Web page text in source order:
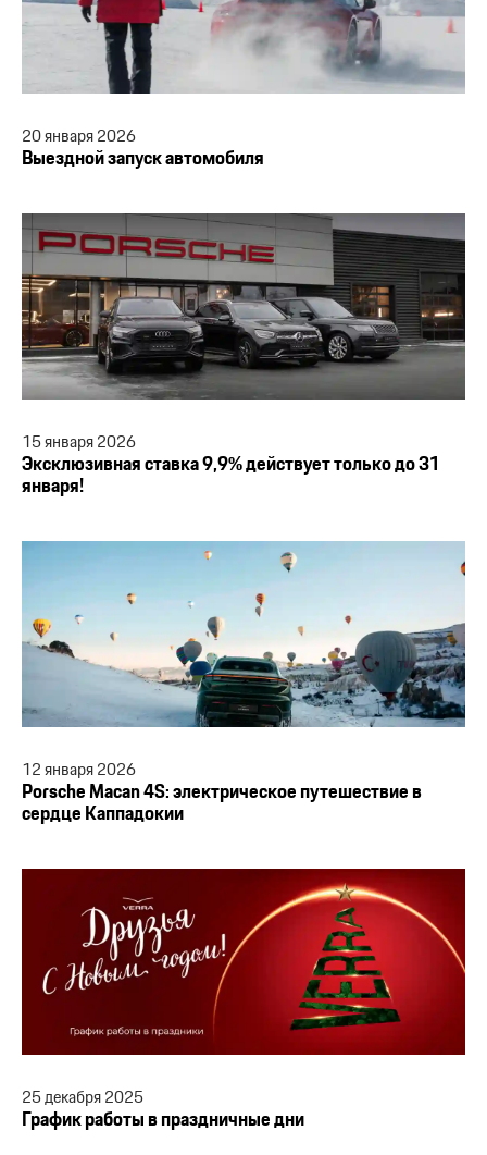
20января2026
Выездной запуск автомобиля
15января2026
Эксклюзивная ставка 9,9% действует только до 31
января!
12января2026
Porsche Macan 4S: электрическое путешествие в
сердце Каппадокии
25декабря2025
График работы в праздничные дни